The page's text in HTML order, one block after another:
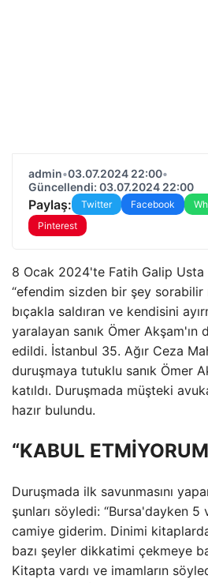
admin•03.07.2024 22:00•
Güncellendi: 03.07.2024 22:00
Paylaş: Twitter Facebook
Pinterest
8 Ocak 2024'te Fatih Galip Usta
“efendim sizden bir şey sorabilir
bıçakla saldıran ve kendisini
yaralayan sanık Ömer Akşam'ın
edildi. İstanbul 35. Ağır Ceza
duruşmaya tutuklu sanık Ömer
katıldı. Duruşmada müşteki
hazır bulundu.
“KABUL
Duruşmada ilk savunmasını
şunları söyledi: “Bursa'dayken
camiye giderim. Dinimi
bazı şeyler dikkatimi çekmeye
Kitapta vardı ve imamların